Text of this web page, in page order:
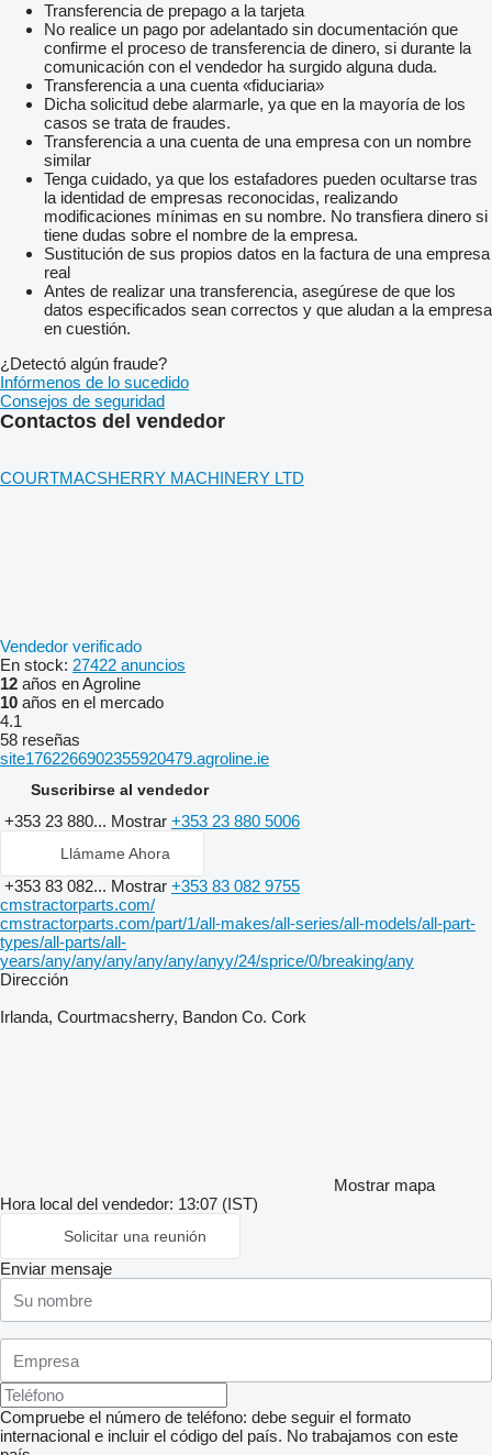
Transferencia de prepago a la tarjeta
No realice un pago por adelantado sin documentación que
confirme el proceso de transferencia de dinero, si durante la
comunicación con el vendedor ha surgido alguna duda.
Transferencia a una cuenta «fiduciaria»
Dicha solicitud debe alarmarle, ya que en la mayoría de los
casos se trata de fraudes.
Transferencia a una cuenta de una empresa con un nombre
similar
Tenga cuidado, ya que los estafadores pueden ocultarse tras
la identidad de empresas reconocidas, realizando
modificaciones mínimas en su nombre. No transfiera dinero si
tiene dudas sobre el nombre de la empresa.
Sustitución de sus propios datos en la factura de una empresa
real
Antes de realizar una transferencia, asegúrese de que los
datos especificados sean correctos y que aludan a la empresa
en cuestión.
¿Detectó algún fraude?
Infórmenos de lo sucedido
Consejos de seguridad
Contactos del vendedor
COURTMACSHERRY MACHINERY LTD
Vendedor verificado
En stock: 27422 anuncios
12 años en Agroline
10 años en el mercado
4.1
58 reseñas
site1762266902355920479.agroline.ie
Suscribirse al vendedor
+353 23 880... Mostrar +353 23 880 5006
Llámame Ahora
+353 83 082... Mostrar +353 83 082 9755
cmstractorparts.com/
cmstractorparts.com/part/1/all-makes/all-series/all-models/all-part-
types/all-parts/all-
years/any/any/any/any/any/anyy/24/sprice/0/breaking/any
Dirección
Irlanda, Courtmacsherry, Bandon Co. Cork
Mostrar mapa
Hora local del vendedor: 13:07 (IST)
Solicitar una reunión
Enviar mensaje
Compruebe el número de teléfono: debe seguir el formato
internacional e incluir el código del país. No trabajamos con este